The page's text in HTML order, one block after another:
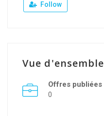
Follow
Vue d'ensemble
Offres publiées
0